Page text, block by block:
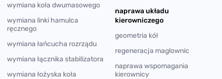
wymiana koła dwumasowego
wymiana linki hamulca
ręcznego
wymiana łańcucha rozrządu
wymiana łącznika stabilizatora
wymiana łożyska koła
naprawa układu
kierowniczego
geometria kół
regeneracja maglownic
naprawa wspomagania
kierownicy